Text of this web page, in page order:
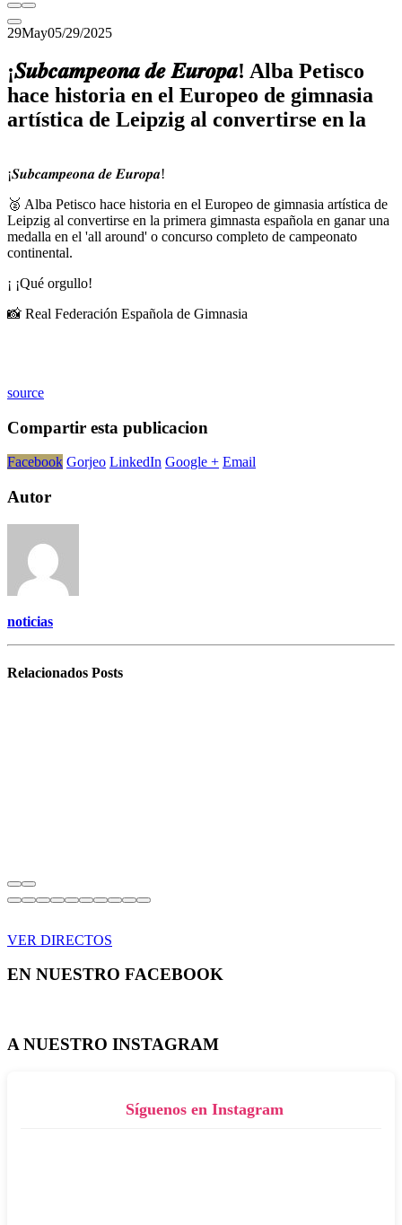
29May05/29/2025
¡𝑺𝒖𝒃𝒄𝒂𝒎𝒑𝒆𝒐𝒏𝒂 𝒅𝒆 𝑬𝒖𝒓𝒐𝒑𝒂! Alba Petisco
hace historia en el Europeo de gimnasia
artística de Leipzig al convertirse en la
¡𝑺𝒖𝒃𝒄𝒂𝒎𝒑𝒆𝒐𝒏𝒂 𝒅𝒆 𝑬𝒖𝒓𝒐𝒑𝒂!
🥈 Alba Petisco hace historia en el Europeo de gimnasia artística de
Leipzig al convertirse en la primera gimnasta española en ganar una
medalla en el 'all around' o concurso completo de campeonato
continental.
¡ ¡Qué orgullo!
📸 Real Federación Española de Gimnasia
source
Compartir esta publicacion
Facebook Gorjeo LinkedIn Google + Email
Autor
noticias
Relacionados Posts
VER DIRECTOS
EN NUESTRO FACEBOOK
A NUESTRO INSTAGRAM
Síguenos en Instagram